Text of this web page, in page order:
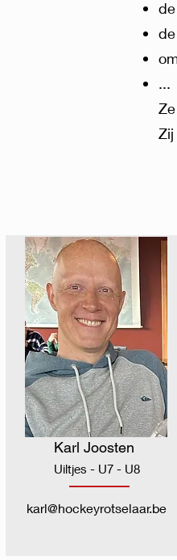
...
​Ze
Karl Joosten
Uiltjes - U7 - U8
karl@hockeyrotselaar.be